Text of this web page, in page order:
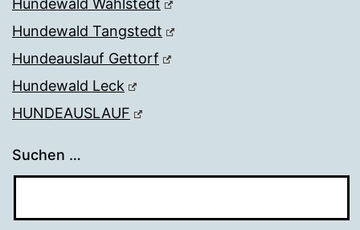
Hundewald Wahlstedt
Hundewald Tangstedt
Hundeauslauf Gettorf
Hundewald Leck
HUNDEAUSLAUF
Suchen …